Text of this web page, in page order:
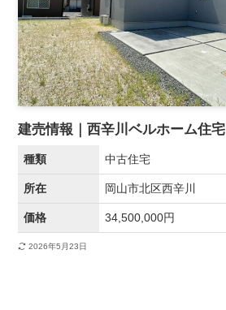
建売情報｜西辛川ベルホーム住宅
種類 中古住宅
所在 岡山市北区西辛川
価格 34,500,000円
2026年5月23日